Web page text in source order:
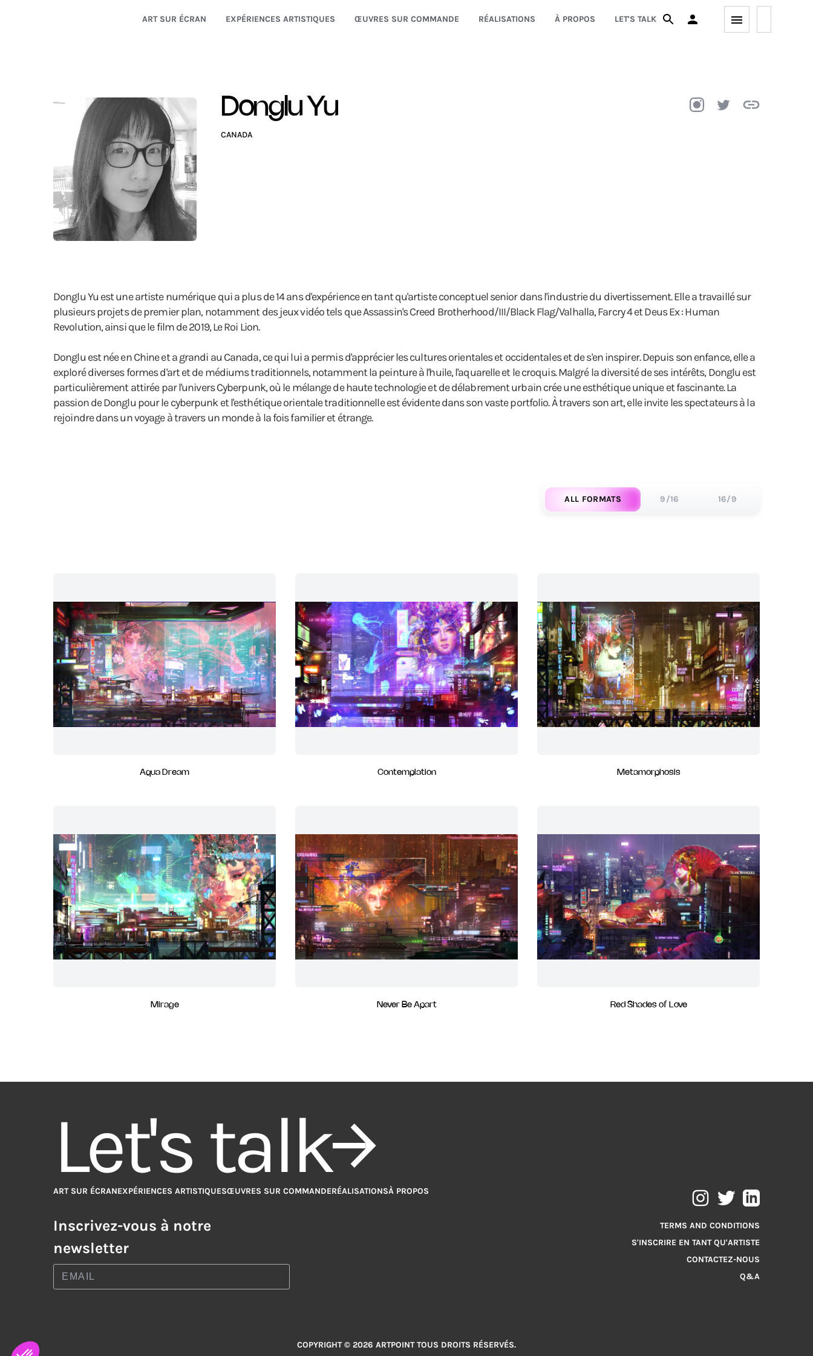
ART SUR ÉCRAN EXPÉRIENCES ARTISTIQUES ŒUVRES SUR COMMANDE RÉALISATIONS À PROPOS LET'S TALK
Donglu Yu
CANADA
Donglu Yu est une artiste numérique qui a plus de 14 ans d'expérience en tant qu'artiste conceptuel senior dans l'industrie du divertissement. Elle a travaillé sur
plusieurs projets de premier plan, notamment des jeux vidéo tels que Assassin's Creed Brotherhood/III/Black Flag/Valhalla, Farcry 4 et Deus Ex : Human
Revolution, ainsi que le film de 2019, Le Roi Lion.
Donglu est née en Chine et a grandi au Canada, ce qui lui a permis d'apprécier les cultures orientales et occidentales et de s'en inspirer. Depuis son enfance, elle a
exploré diverses formes d'art et de médiums traditionnels, notamment la peinture à l'huile, l'aquarelle et le croquis. Malgré la diversité de ses intérêts, Donglu est
particulièrement attirée par l'univers Cyberpunk, où le mélange de haute technologie et de délabrement urbain crée une esthétique unique et fascinante. La
passion de Donglu pour le cyberpunk et l'esthétique orientale traditionnelle est évidente dans son vaste portfolio. À travers son art, elle invite les spectateurs à la
rejoindre dans un voyage à travers un monde à la fois familier et étrange.
ALL FORMATS 9/16 16/9
Aqua Dream Contemplation Metamorphosis
Mirage Never Be Apart Red Shades of Love
Let's talk
ART SUR ÉCRANEXPÉRIENCES ARTISTIQUESŒUVRES SUR COMMANDERÉALISATIONSÀ PROPOS
Inscrivez-vous à notre
newsletter
TERMS AND CONDITIONS
S'INSCRIRE EN TANT QU'ARTISTE
CONTACTEZ-NOUS
Q&A
COPYRIGHT © 2026 ARTPOINT TOUS DROITS RÉSERVÉS.